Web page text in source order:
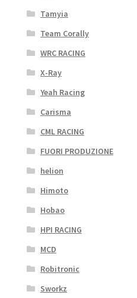
Tamyia
Team Corally
WRC RACING
X-Ray
Yeah Racing
Carisma
CML RACING
FUORI PRODUZIONE
helion
Himoto
Hobao
HPI RACING
MCD
Robitronic
Sworkz